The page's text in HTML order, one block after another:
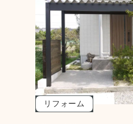
リフォーム